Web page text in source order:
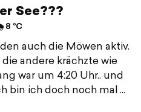
See???
8 °C
auch die Möwen aktiv.
andere krächzte wie
war um 4:20 Uhr.. und
bin ich doch noch mal